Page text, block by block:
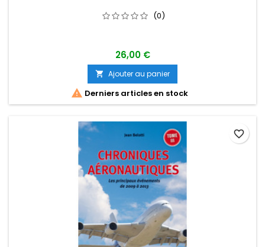
(0)
26,00 €
 Ajouter au panier
 Derniers articles en stock
favorite_border